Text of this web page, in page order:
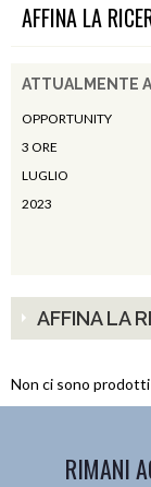
AFFINA LA
ATTUALMENTE
OPPORTUNITY
3 ORE
LUGLIO
2023
AFFINA LA
Non ci sono
RIMANI